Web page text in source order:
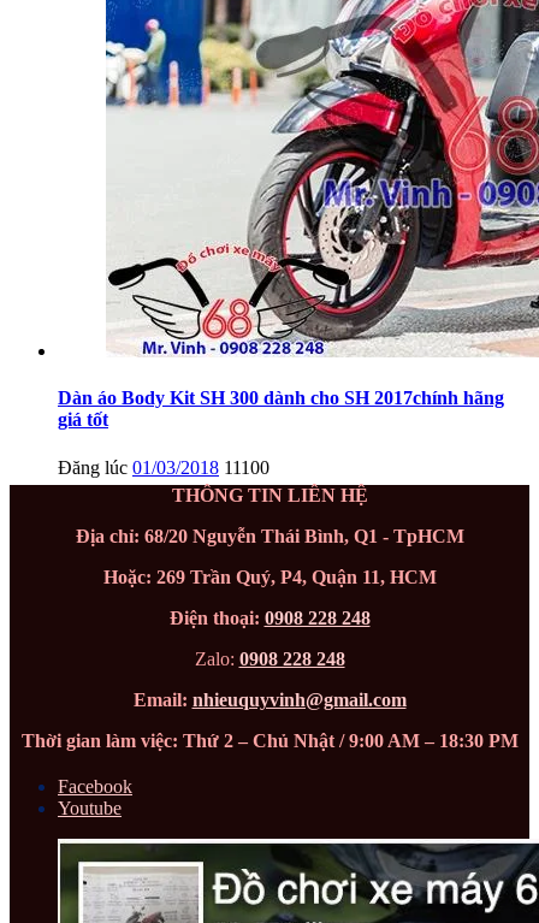
Dàn áo Body Kit SH 300 dành cho SH 2017chính hãng
giá tốt
Đăng lúc 01/03/2018 11100
THÔNG TIN LIÊN HỆ
Địa chỉ: 68/20 Nguyễn Thái Bình, Q1 - TpHCM
Hoặc: 269 Trần Quý, P4, Quận 11, HCM
Điện thoại: 0908 228 248
Zalo: 0908 228 248
Email: nhieuquyvinh@gmail.com
Thời gian làm việc: Thứ 2 – Chủ Nhật / 9:00 AM – 18:30 PM
Facebook
Youtube